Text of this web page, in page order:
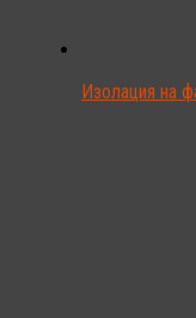
Изолация на